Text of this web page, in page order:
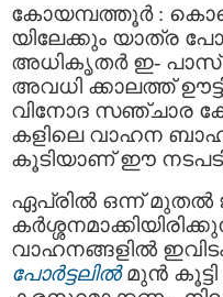
കോയമ്പത്തൂര്‍ :
യിലേക്കും യാത്ര
അധികൃതര്‍ ഇ- പാസ്
അവധി ക്കാലത്ത്
വിനോദ സഞ്ചാര
കളിലെ വാഹന
കൂടിയാണ് ഈ
ഏപ്രിൽ ഒന്ന് മുതൽ
വാഹനങ്ങളില്‍
പോര്‍ട്ടലില്‍മുന്‍